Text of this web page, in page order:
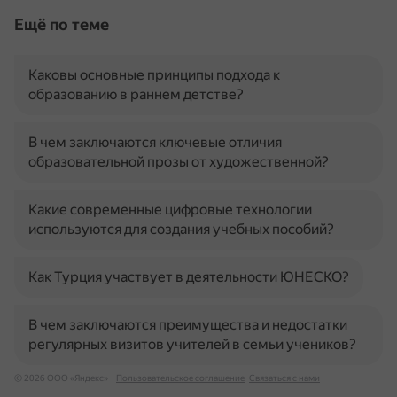
Ещё по теме
Каковы основные принципы подхода к
образованию в раннем детстве?
В чем заключаются ключевые отличия
образовательной прозы от художественной?
Какие современные цифровые технологии
используются для создания учебных пособий?
Как Турция участвует в деятельности ЮНЕСКО?
В чем заключаются преимущества и недостатки
регулярных визитов учителей в семьи учеников?
© 2026 ООО «Яндекс» Пользовательское соглашение Связаться с нами